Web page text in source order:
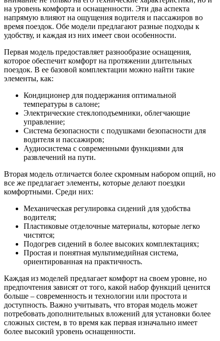
на уровень комфорта и оснащенности. Эти два аспекта
напрямую влияют на ощущения водителя и пассажиров во
время поездок. Обе модели предлагают разные подходы к
удобству, и каждая из них имеет свои особенности.
Первая модель предоставляет разнообразие оснащения,
которое обеспечит комфорт на протяжении длительных
поездок. В ее базовой комплектации можно найти такие
элементы, как:
Кондиционер для поддержания оптимальной
температуры в салоне;
Электрические стеклоподъемники, облегчающие
управление;
Система безопасности с подушками безопасности для
водителя и пассажиров;
Аудиосистема с современными функциями для
развлечений на пути.
Вторая модель отличается более скромным набором опций, но
все же предлагает элементы, которые делают поездки
комфортными. Среди них:
Механическая регулировка сидений для удобства
водителя;
Пластиковые отделочные материалы, которые легко
чистятся;
Подогрев сидений в более высоких комплектациях;
Простая и понятная мультимедийная система,
ориентированная на практичность.
Каждая из моделей предлагает комфорт на своем уровне, но
предпочтения зависят от того, какой набор функций ценится
больше – современность и технологии или простота и
доступность. Важно учитывать, что вторая модель может
потребовать дополнительных вложений для установки более
сложных систем, в то время как первая изначально имеет
более высокий уровень оснащенности.